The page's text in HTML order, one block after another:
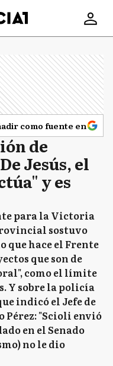
como fuente en
de
Jesús, el
y es
para la Victoria
sostuvo
que hace el Frente
que son de
como el límite
Y sobre la policía
indicó el Jefe de
Pérez: "Scioli envió
en el Senado
no le dio